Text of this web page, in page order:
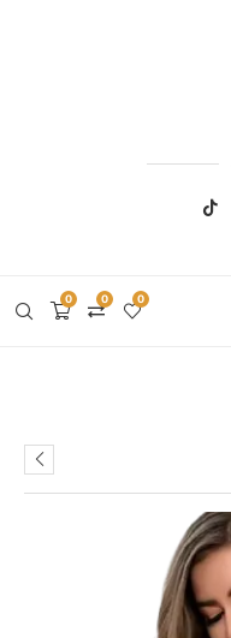
0 0 0